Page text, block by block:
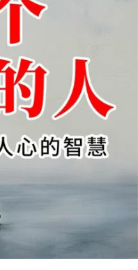
化妝保養 情趣用品